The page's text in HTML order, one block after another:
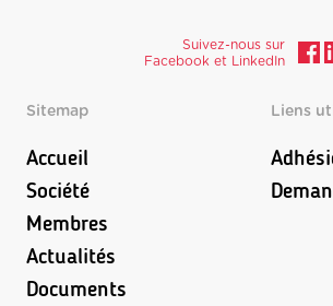
Suivez-nous sur
Facebook et LinkedIn
Sitemap
Accueil
Société
Membres
Actualités
Documents
Liens